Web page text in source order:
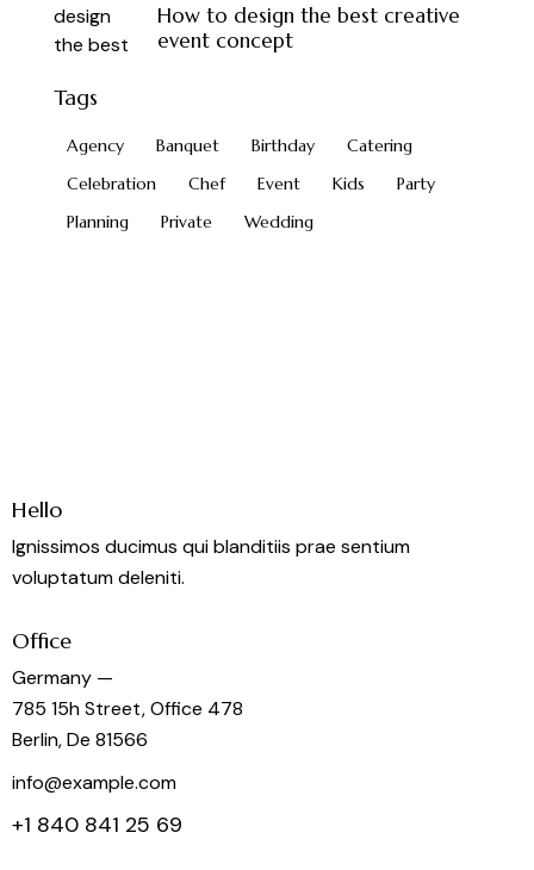
How to design the best creative
event concept
Tags
Agency Banquet Birthday
Catering
Celebration
Chef Event Kids
Party
Planning
Private Wedding
Hello
Ignissimos ducimus qui blanditiis prae sentium
voluptatum deleniti.
Office
Germany —
785 15h Street, Office 478
Berlin, De 81566
info@example.com
+1 840 841 25 69